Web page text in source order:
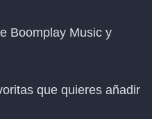
Boomplay Music y
que quieres añadir